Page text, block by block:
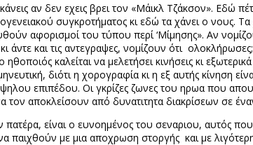
αν δεν εχεις βρει τον «Μάικλ Τζάκσον». Εδώ
συγκροτήματος κι εδώ τα χάνει ο νους.
αφορισμοί του τύπου περί ‘Μίμησης». Αν
άντε και τις αντεγραψες, νομίζουν ότι
καλείται να μελετήσει κινήσεις κι
διότι η χορογραφία κι η εξ αυτής κίνηση
επιπέδου. Οι γκρίζες ζωνες του ηρωα που
τον αποκλείσουν από δυνατιτητα διακρίσεων σε
είναι ο ευνοημένος του σεναριου, αυτός που
παιχθούν με μια αποχρωση στοργής και με